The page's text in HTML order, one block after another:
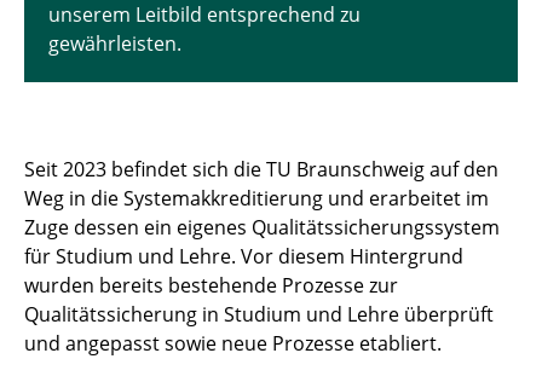
unserem Leitbild entsprechend zu
gewährleisten.
Seit 2023 befindet sich die TU Braunschweig auf den
Weg in die Systemakkreditierung und erarbeitet im
Zuge dessen ein eigenes Qualitätssicherungssystem
für Studium und Lehre. Vor diesem Hintergrund
wurden bereits bestehende Prozesse zur
Qualitätssicherung in Studium und Lehre überprüft
und angepasst sowie neue Prozesse etabliert.